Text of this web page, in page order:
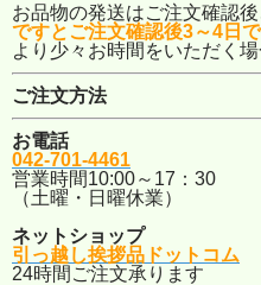
お品物の発送はご注文確認
ですとご注文確認後3～4日
より少々お時間をいただく場
ご注文方法
お電話
042-701-4461
営業時間10:00～17：30
（土曜・日曜休業）
ネットショップ
引っ越し挨拶品ドットコム
24時間ご注文承ります